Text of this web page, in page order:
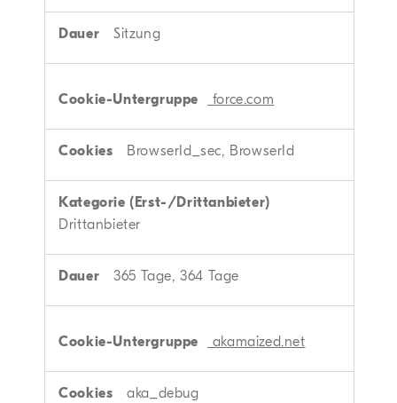
Sitzung
force.com
BrowserId_sec, BrowserId
Drittanbieter
365 Tage, 364 Tage
akamaized.net
aka_debug